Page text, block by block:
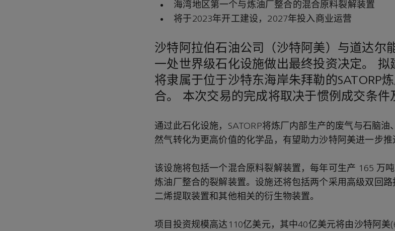
海湾地区第一个与炼油厂整合的混合原料裂解装置
将于2023年开工建设，2027年投入商业运营
沙特阿拉伯石油公司（沙特阿美）与道达尔
一处世界级石化设施做出最终投资决定。
将隶属于位于沙特东海岸朱拜勒的SATORP
合。 本次交易的完成将取决于惯例成交条件
通过此石化设施，SATORP将炼厂内部生产的废气与石脑
然气转化为更高价值的化学品，有望助力沙特阿美进一步推
该设施将包括一个混合原料裂解装置，每年可生产 165 万
炼油厂整合的裂解装置。设施还将包括两个采用高级双回路
二烯提取装置和其他相关的衍生物装置。
项目投资规模高达110亿美元，其中40亿美元将由沙特阿